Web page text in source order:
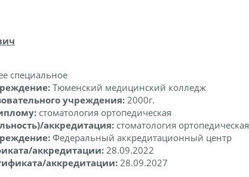
специальное
Тюменский медицинский колледж
учреждения:2000г.
стоматология ортопедическая
аккредитация: стоматология ортопедическая
Федеральный аккредитационный центр
аккредитации: 28.09.2022
аккредитации: 28.09.2027